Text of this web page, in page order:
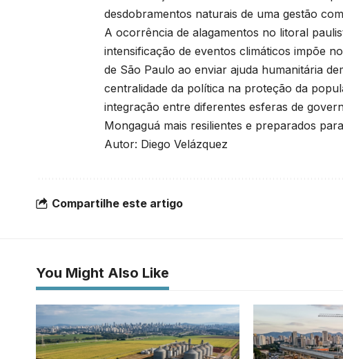
desdobramentos naturais de uma gestão
A ocorrência de alagamentos no litoral
intensificação de eventos climáticos impõe
de São Paulo ao enviar ajuda humanitária
centralidade da política na proteção da
integração entre diferentes esferas de
Mongaguá mais resilientes e preparados
Autor: Diego Velázquez
Compartilhe este artigo
You Might Also Like